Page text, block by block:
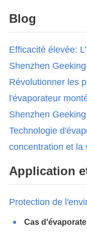
Blog
Efficacité élevée:
Shenzhen
Révolutionner les
l'évaporateur
Shenzhen
Technologie
concentration et la
Application
Protection de
Cas